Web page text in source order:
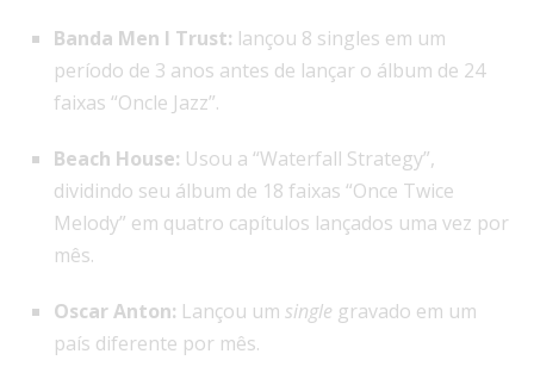
Banda Men I Trust: lançou 8 singles em um
período de 3 anos antes de lançar o álbum de 24
faixas “Oncle Jazz”.
Beach House: Usou a “Waterfall Strategy”,
dividindo seu álbum de 18 faixas “Once Twice
Melody” em quatro capítulos lançados uma vez por
mês.
Oscar Anton: Lançou um single gravado em um
país diferente por mês.